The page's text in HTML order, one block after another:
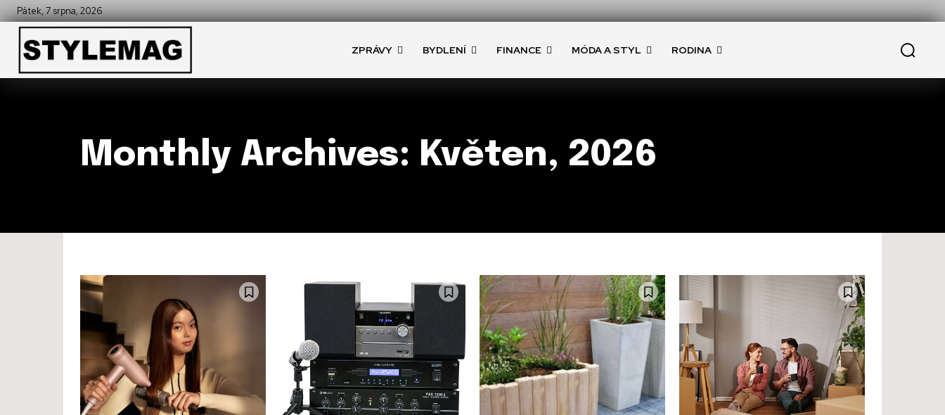
Pátek, 7 srpna, 2026
ZPRÁVY BYDLENÍ FINANCE MÓDA A STYL RODINA
Monthly Archives: Květen, 2026